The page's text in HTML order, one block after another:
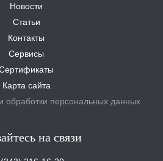
Новости
Статьи
Контакты
Сервисы
Карта сайта
обработки персональных данных
на связи